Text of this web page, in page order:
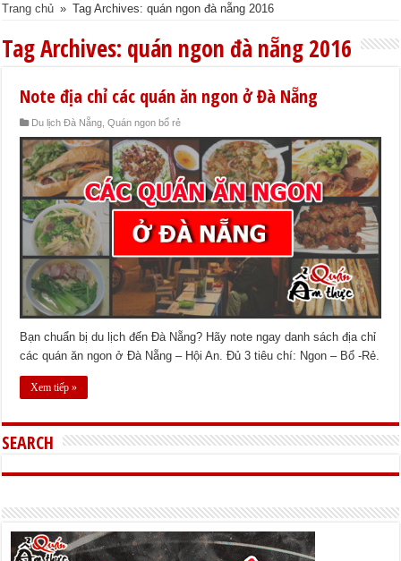
Trang chủ » Tag Archives: quán ngon đà nẵng 2016
Tag Archives: quán ngon đà nẵng 2016
Note địa chỉ các quán ăn ngon ở Đà Nẵng
Du lịch Đà Nẵng ,Quán ngon bổ rẻ
Bạn chuẩn bị du lịch đến Đà Nẵng? Hãy note ngay danh sách địa chỉ
các quán ăn ngon ở Đà Nẵng – Hội An. Đủ 3 tiêu chí: Ngon – Bổ -Rẻ.
Xem tiếp »
SEARCH